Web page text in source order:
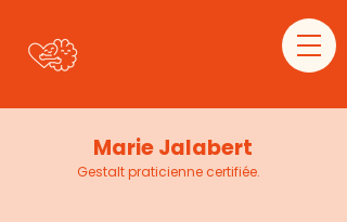
Marie Jalabert
Gestalt praticienne certifiée.